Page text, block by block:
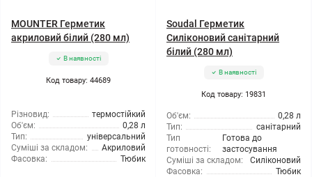
MOUNTER Герметик
акриловий білий (280 мл)
В наявності
Код товару: 44689
Різновид:
термостійкий
Об'єм:
0,28 л
Тип:
універсальний
Суміші за складом:
Акриловий
Фасовка:
Тюбик
Soudal Герметик
Силіконовий санітарний
білий (280 мл)
В наявності
Код товару: 19831
Об'єм:
0,28 л
Тип:
санітарний
Тип
готовності:
Готова до
застосування
Суміші за складом:
Силіконовий
Фасовка:
Тюбик